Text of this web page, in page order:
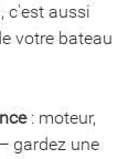
c'est aussi
votre bateau
: moteur,
gardez une